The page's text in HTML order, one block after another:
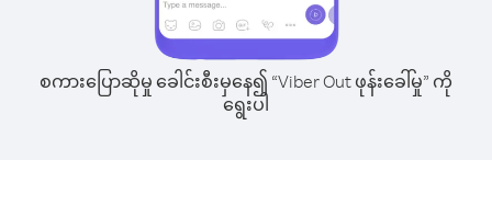
စကားပြောဆိုမှု ခေါင်းစီးမှနေ၍ “Viber Out ဖုန်းခေါ်မှု” ကို
ရွေးပါ